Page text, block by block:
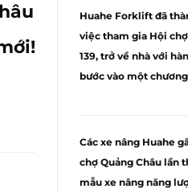
Huahe Forklift đã
việc tham gia Hội
139, trở về nhà với
bước vào một
Các xe nâng Huahe
chợ Quảng Châu lần
mẫu xe nâng năng